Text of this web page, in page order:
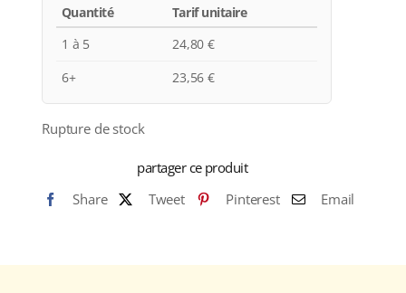
Quantité
Tarif unitaire
1 à 5
24,80€
6+
23,56€
Rupture de stock
partager ce produit
Share
Tweet Pinterest Email